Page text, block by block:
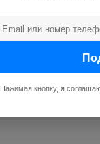
Нажимая кнопку, я